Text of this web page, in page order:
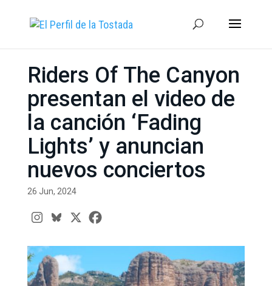
Riders Of The Canyon
presentan el video de
la canción ‘Fading
Lights’ y anuncian
nuevos conciertos
26 Jun, 2024